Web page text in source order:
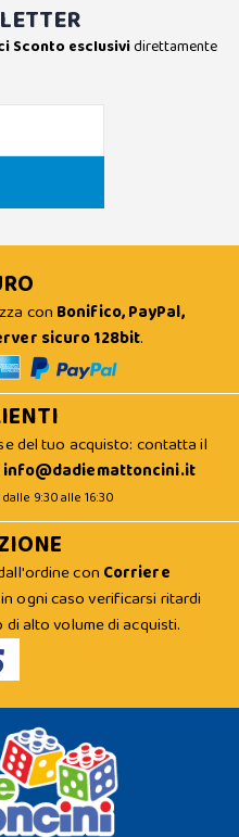
Sconto esclusividirettamente
con Bonifico, PayPal,
sicuro 128bit.
del tuo acquisto: contatta il
info@dadiemattoncini.it
9:30 alle 16:30
con Corriere
ogni caso verificarsi ritardi
alto volume di acquisti.